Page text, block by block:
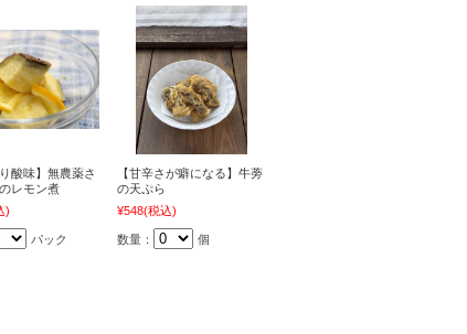
酸味】無農薬さ
レモン煮
)
パック
【甘辛さが癖になる】牛蒡
の天ぷら
¥548(税込)
数量： 個